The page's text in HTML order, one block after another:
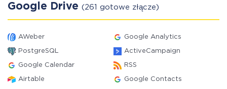
Google Drive (261 gotowe złącze)
AWeber Google Analytics
PostgreSQL ActiveCampaign
Google Calendar RSS
Airtable Google Contacts